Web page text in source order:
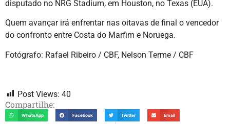
disputado no NRG Stadium, em Houston, no Texas (EUA).
Quem avançar irá enfrentar nas oitavas de final o vencedor
do confronto entre Costa do Marfim e Noruega.
Fotógrafo: Rafael Ribeiro / CBF, Nelson Terme / CBF
Post Views: 40
Compartilhe:
WhatsApp Facebook Twitter Email